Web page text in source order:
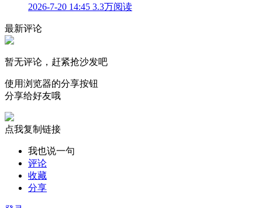
2026-7-20 14:45 3.3万阅读
最新评论
暂无评论，赶紧抢沙发吧
使用浏览器的分享按钮
分享给好友哦
点我复制链接
我也说一句
评论
收藏
分享